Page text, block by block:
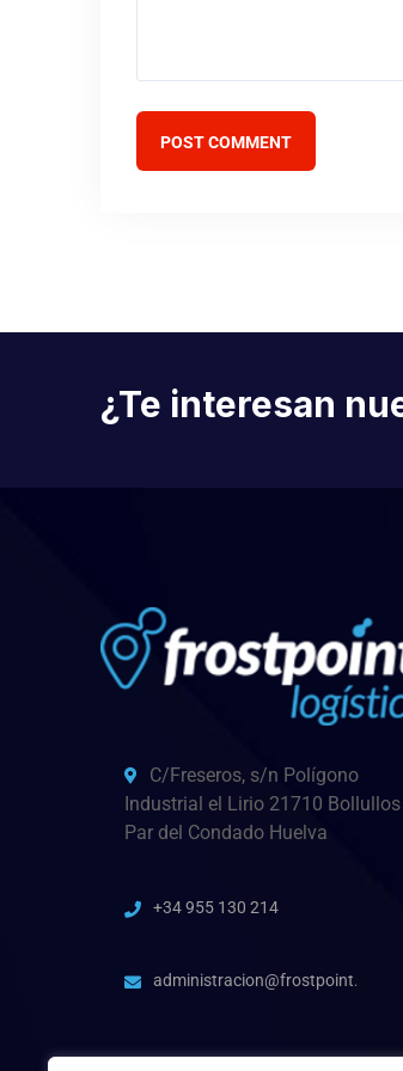
POST COMMENT
¿Te interesan
C/Freseros, s/n Polígono
Industrial el Lirio 21710 Bollullos
Par del Condado Huelva
+34 955 130 214
administracion@frostpoint.es